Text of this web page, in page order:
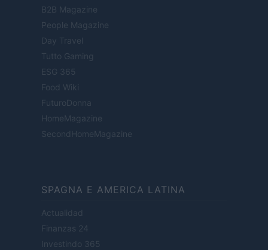
B2B Magazine
People Magazine
Day Travel
Tutto Gaming
ESG 365
Food Wiki
FuturoDonna
HomeMagazine
SecondHomeMagazine
SPAGNA E AMERICA LATINA
Actualidad
Finanzas 24
Investindo 365